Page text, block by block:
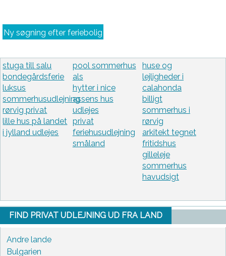
Ny søgning efter feriebolig
stuga till salu
bondegårdsferie
luksus
sommerhusudlejning
rørvig privat
lille hus på landet
i jylland udlejes
pool sommerhus
als
hytter i nice
assens hus
udlejes
privat
feriehusudlejning
småland
huse og
lejligheder i
calahonda
billigt
sommerhus i
rørvig
arkitekt tegnet
fritidshus
gilleleje
sommerhus
havudsigt
FIND PRIVAT UDLEJNING UD FRA LAND
Andre lande
Bulgarien